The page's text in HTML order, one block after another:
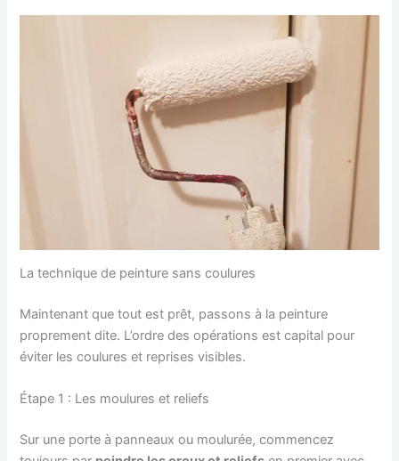
La technique de peinture sans coulures
Maintenant que tout est prêt, passons à la peinture
proprement dite. L’ordre des opérations est capital pour
éviter les coulures et reprises visibles.
Étape 1 : Les moulures et reliefs
Sur une porte à panneaux ou moulurée, commencez